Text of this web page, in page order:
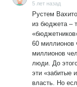
5 лет назад
Рустем
из бюджета –
60 миллионов
миллионов
люди. До
эти «забитые
власть. Но